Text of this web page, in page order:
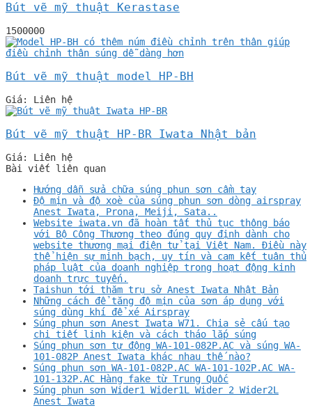
Bút vẽ mỹ thuật Kerastase
1500000
Bút vẽ mỹ thuật model HP-BH
Giá: Liên hệ
Bút vẽ mỹ thuật HP-BR Iwata Nhật bản
Giá: Liên hệ
Bài viết liên quan
Hướng dẫn sửa chữa súng phun sơn cầm tay
Độ mịn và độ xoè của súng phun sơn dòng airspray
Anest Iwata, Prona, Meiji, Sata..
Website iwata.vn đã hoàn tất thủ tục thông báo
với Bộ Công Thương theo đúng quy định dành cho
website thương mại điện tử tại Việt Nam. Điều này
thể hiện sự minh bạch, uy tín và cam kết tuân thủ
pháp luật của doanh nghiệp trong hoạt động kinh
doanh trực tuyến.
Taishun tới thăm trụ sở Anest Iwata Nhật Bản
Những cách để tăng độ mịn của sơn áp dụng với
súng dùng khí để xé Airspray
Súng phun sơn Anest Iwata W71. Chia sẻ cấu tạo
chi tiết linh kiện và cách tháo lắp súng
Súng phun sơn tự động WA-101-082P.AC và súng WA-
101-082P Anest Iwata khác nhau thế nào?
Súng phun sơn WA-101-082P.AC WA-101-102P.AC WA-
101-132P.AC Hàng fake từ Trung Quốc
Súng phun sơn Wider1 Wider1L Wider 2 Wider2L
Anest Iwata